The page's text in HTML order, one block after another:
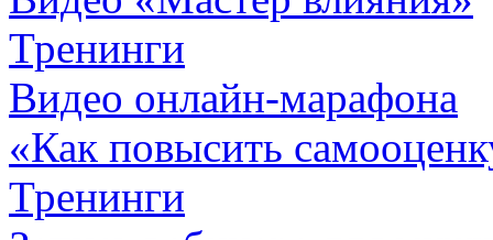
Тренинги
Видео онлайн-марафона
«Как повысить
Тренинги